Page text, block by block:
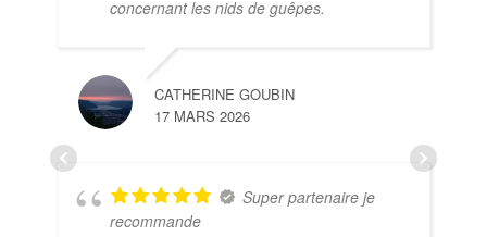
concernant les nids de guêpes.
CATHERINE GOUBIN
17 MARS 2026
Super partenaire je
recommande